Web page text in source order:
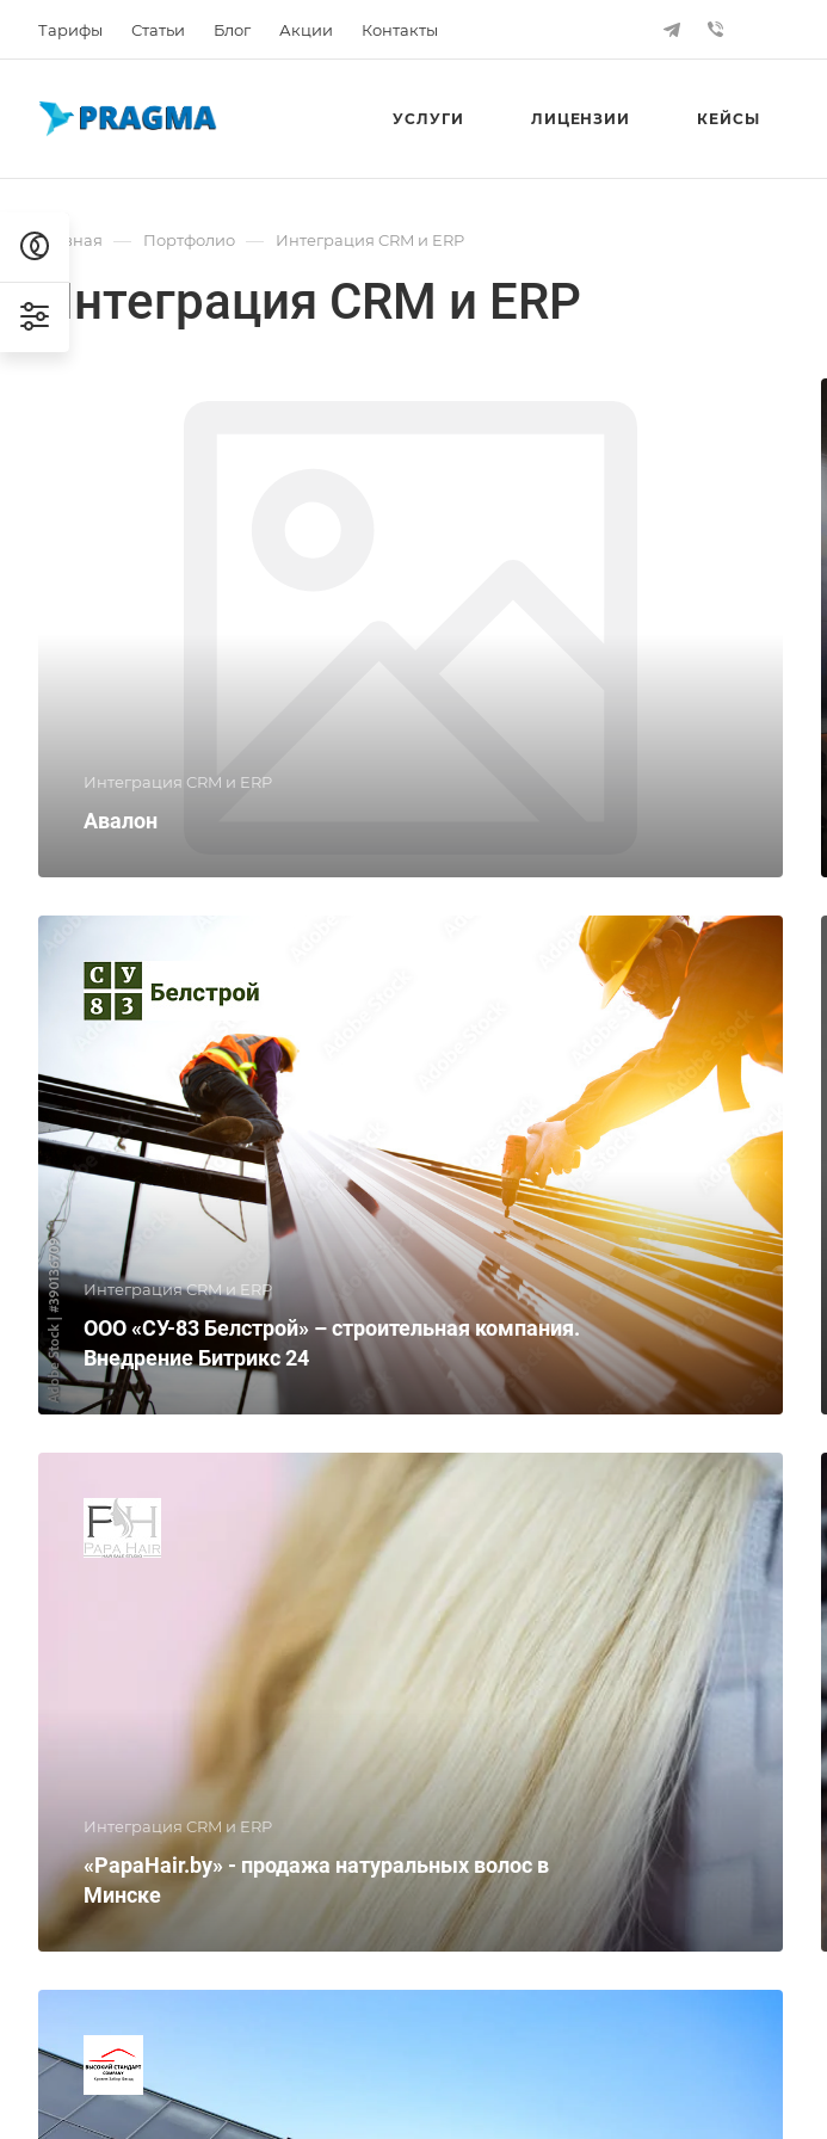
Тарифы Статьи Блог Акции Контакты
УСЛУГИ ЛИЦЕНЗИИ КЕЙСЫ
Главная — Портфолио — Интеграция CRM и ERP
Интеграция CRM и ERP
Интеграция CRM и ERP
Авалон
Интеграция CRM и ERP
ООО «СУ-83 Белстрой» – строительная компания.
Внедрение Битрикс 24
Интеграция CRM и ERP
«PapaHair.by» - продажа натуральных волос в
Минске